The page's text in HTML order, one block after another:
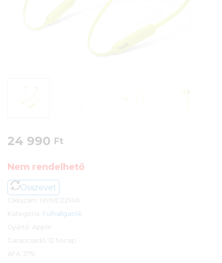
24 990 Ft
Nem rendelhető
Összevet
Cikkszám: MYMD2ZM/A
Kategória: Fülhallgatók
Gyártó: Apple
Garanciaidő: 12 hónap
ÁFA: 27%